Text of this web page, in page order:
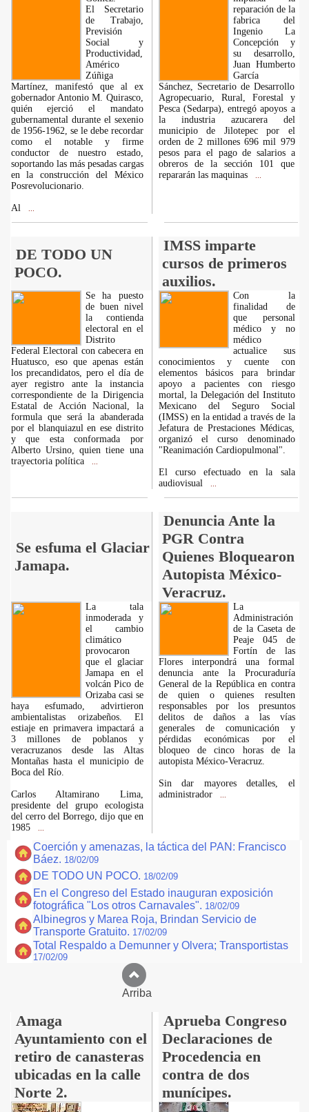
El Secretario
de Trabajo,
Previsión
Social y
Productividad,
Américo
Zúñiga
Martínez, manifestó que al ex
gobernador Antonio M. Quirasco,
quién ejerció el mandato
gubernamental durante el sexenio
de 1956-1962, se le debe recordar
como el notable y firme
conductor de nuestro estado,
soportando las más pesadas cargas
en la construcción del México
Posrevolucionario.
Al
reparación de la
fabrica del
Ingenio La
Concepción y
su desarrollo,
Juan Humberto
García
Sánchez, Secretario de Desarrollo
Agropecuario, Rural, Forestal y
Pesca (Sedarpa), entregó apoyos a
la industria azucarera del
municipio de Jilotepec por el
orden de 2 millones 696 mil 979
pesos para el pago de salarios a
obreros de la sección 101 que
repararán las maquinas
DE TODO UN
POCO.
IMSS imparte
cursos de primeros
auxilios.
Se ha puesto
de buen nivel
la contienda
electoral en el
Distrito
Federal Electoral con cabecera en
Huatusco, eso que apenas están
los precandidatos, pero el día de
ayer registro ante la instancia
correspondiente de la Dirigencia
Estatal de Acción Nacional, la
formula que será la abanderada
por el blanquiazul en ese distrito
y que esta conformada por
Alberto Ursino, quien tiene una
trayectoria política
Con la
finalidad de
que personal
médico y no
médico
actualice sus
conocimientos y cuente con
elementos básicos para brindar
apoyo a pacientes con riesgo
mortal, la Delegación del Instituto
Mexicano del Seguro Social
(IMSS) en la entidad a través de la
Jefatura de Prestaciones Médicas,
organizó el curso denominado
"Reanimación Cardiopulmonal".
El curso efectuado en la sala
audiovisual
Se esfuma el Glaciar
Jamapa.
Denuncia Ante la
PGR Contra
Quienes Bloquearon
Autopista México-
Veracruz.
La tala
inmoderada y
el cambio
climático
provocaron
que el glaciar
Jamapa en el
volcán Pico de
Orizaba casi se
haya esfumado, advirtieron
ambientalistas orizabeños. El
estiaje en primavera impactará a
3 millones de poblanos y
veracruzanos desde las Altas
Montañas hasta el municipio de
Boca del Río.
Carlos Altamirano Lima,
presidente del grupo ecologista
del cerro del Borrego, dijo que en
1985
La
Administración
de la Caseta de
Peaje 045 de
Fortín de las
Flores interpondrá una formal
denuncia ante la Procuraduría
General de la República en contra
de quien o quienes resulten
responsables por los presuntos
delitos de daños a las vías
generales de comunicación y
pérdidas económicas por el
bloqueo de cinco horas de la
autopista México-Veracruz.
Sin dar mayores detalles, el
administrador
Coerción y amenazas, la táctica del PAN: Francisco
Báez. 18/02/09
DE TODO UN POCO. 18/02/09
En el Congreso del Estado inauguran exposición
fotográfica "Los otros Carnavales". 18/02/09
Albinegros y Marea Roja, Brindan Servicio de
Transporte Gratuito. 17/02/09
Total Respaldo a Demunner y Olvera; Transportistas
17/02/09
Arriba
Amaga
Ayuntamiento con el
retiro de canasteras
ubicadas en la calle
Norte 2.
Aprueba Congreso
Declaraciones de
Procedencia en
contra de dos
munícipes.